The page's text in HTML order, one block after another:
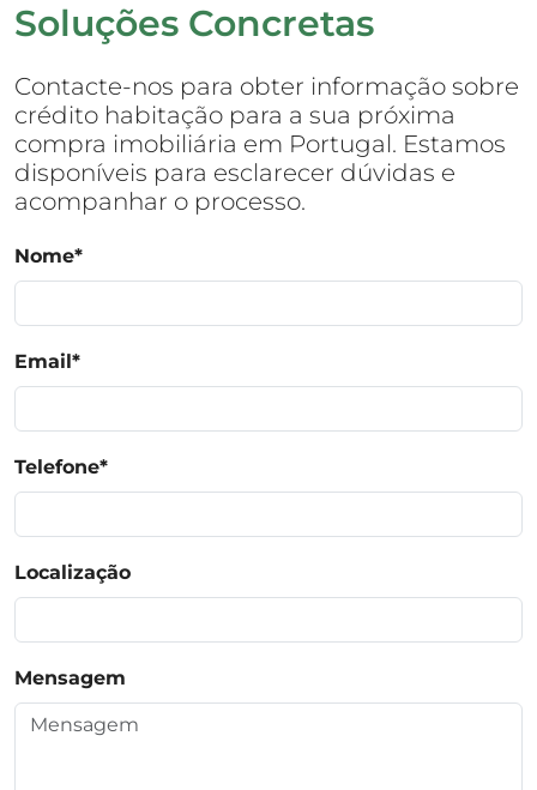
Soluções Concretas
Contacte-nos para obter informação sobre
crédito habitação para a sua próxima
compra imobiliária em Portugal. Estamos
disponíveis para esclarecer dúvidas e
acompanhar o processo.
Nome*
Email*
Telefone*
Localização
Mensagem